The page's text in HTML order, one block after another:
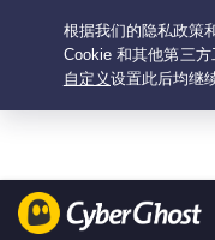
Your choice:The Best